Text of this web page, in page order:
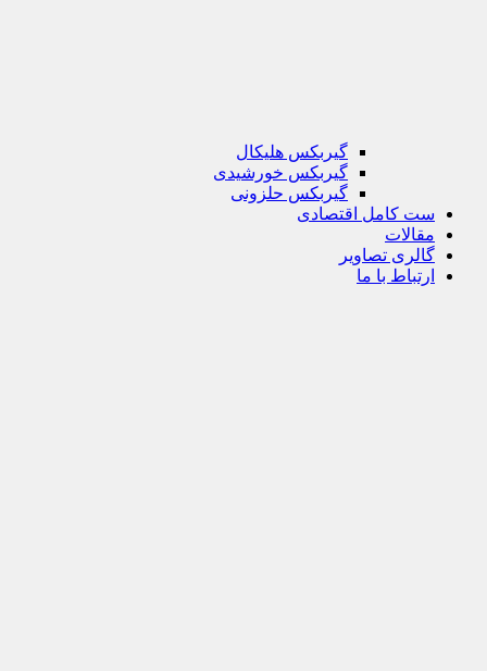
گیربکس هلیکال
گیربکس خورشیدی
گیربکس حلزونی
ست کامل اقتصادی
مقالات
گالری تصاویر
ارتباط با ما